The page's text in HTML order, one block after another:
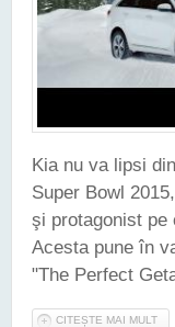
Kia nu va lipsi
Super Bowl
şi protagonist pe
Acesta pune în
"The Perfect
CITEȘTE MAI MULT